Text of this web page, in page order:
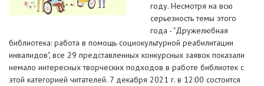
году. Несмотря на всю
серьезность темы этого
года - "Дружелюбная
библиотека: работа в помощь социокультурной реабилитации
инвалидов", все 29 представленных конкурсных заявок показали
немало интересных творческих подходов в работе библиотек с
этой категорией читателей. 7 декабря 2021 г. в 12:00 состоится